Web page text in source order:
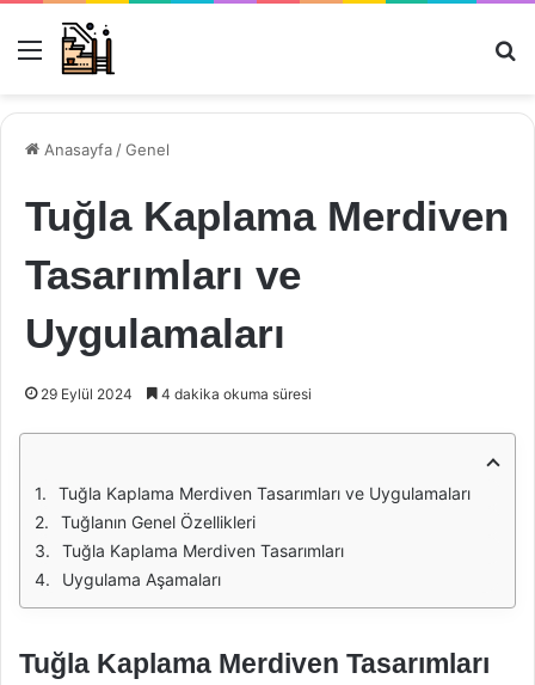
Menü
Anasayfa /Genel
Tuğla Kaplama Merdiven
Tasarımları ve
Uygulamaları
29 Eylül 2024 4 dakika okuma süresi
Tuğla Kaplama Merdiven Tasarımları ve Uygulamaları
Tuğlanın Genel Özellikleri
Tuğla Kaplama Merdiven Tasarımları
Uygulama Aşamaları
Tuğla Kaplama Merdiven Tasarımları